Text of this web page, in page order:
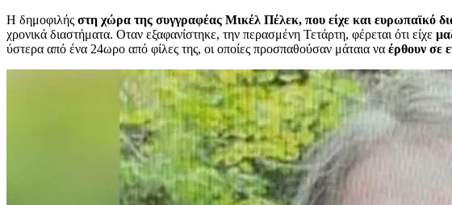
Η δημοφιλής στη χώρα της συγγραφέας Μικέλ Πέλεκ, που είχε και ευρωπαϊκό
χρονικά διαστήματα. Οταν εξαφανίστηκε, την περασμένη Τετάρτη, φέρεται ότι είχε
ύστερα από ένα 24ωρο από φίλες της, οι οποίες προσπαθούσαν μάταια να έρθουν σε